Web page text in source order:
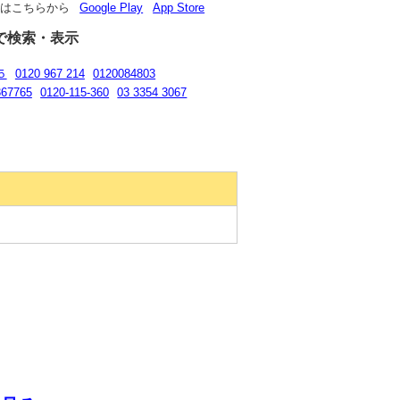
こちらから Google Play App Store
検索・表示
0120 967 214
0120084803
0120-115-360 03 3354 3067